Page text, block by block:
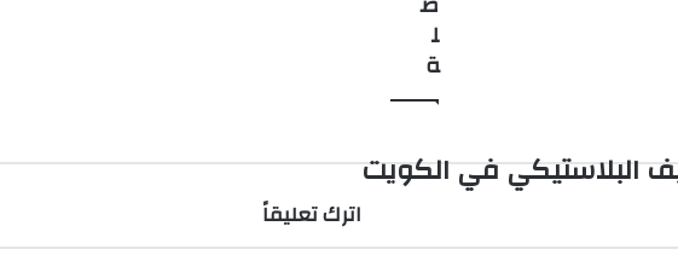
ل
ة
البلاستيكي في الكويت
اترك تعليقاً